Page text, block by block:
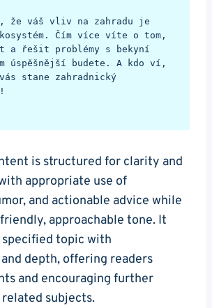
že váš vliv na zahradu je
Čím více víte o tom,
a řešit problémy s bekyní
úspěšnější budete. A kdo ví,
stane zahradnický
is structured ⁢for ⁢clarity and
appropriate use of
and actionable​ advice ‌while
approachable tone. ⁣It
specified topic with
‍depth, offering readers
and encouraging further⁣
subjects.